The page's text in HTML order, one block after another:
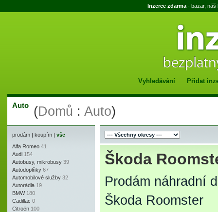
Inzerce zdarma - bazar, náš
Vyhledávání Přidat
Auto (Domů : Auto)
prodám | koupím | vše
Alfa Romeo 41
Audi 154
Autobusy, mikrobusy 39
Autodoplňky 67
Automobilové služby 32
Autorádia 19
BMW 180
Cadillac 0
Citroën 100
Škoda
Prodám náhradní
Škoda Roomster